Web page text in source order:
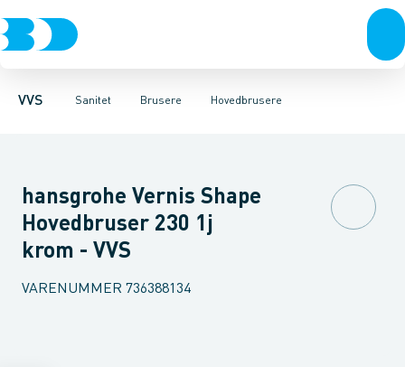
VVS Sanitet
Rør & fittingsPressfittings & rørKuglehaner & ventiler
Brusere
Toiletter, sæder og cisterner VaskeArmaturer
Hovedbrusere
HåndbrusereBruseslanger BrusesætBrusestænger
hansgrohe Vernis Shape
Hovedbruser 230 1j
krom - VVS
VARENUMMER 736388134